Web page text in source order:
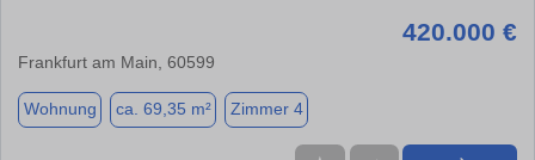
420.000 €
Frankfurt am Main, 60599
Wohnung ca. 69,35 m² Zimmer 4